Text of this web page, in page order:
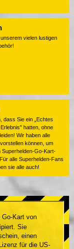
vielen lustigen
dass Sie ein „Echtes
hatten, ohne
Wir haben alle
können, um
Superhelden-Go-Kart-
alle Superhelden-Fans
sie alle auch!
Go-Kart von
Sie
einen
für die US-